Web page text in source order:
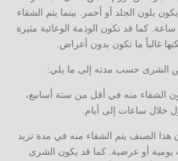
بلون الجلد أو أحمر. بينما يتم الشقاء
كما قد تكون الوذمة الوعائية مثيرة
غالباً ما تكون بدون أعراض.
الشرى حسب مدته إلى ما يلي:
الشفاء منه في أقل من ستة أسابيع،
خلال ساعات إلى أيام.
الصنف يتم الشفاء منه في مدة تزيد
يومية أو عرضية. كما قد يكون الشرى